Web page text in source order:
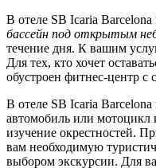
В отеле SB Icaria
бассейн под открытым
течение дня. К вашим
Для тех, кто хочет
обустроен фитнес-центр
В отеле SB Icaria Barcelona
автомобиль или мотоцикл
изучение окрестностей.
вам необходимую
выбором экскурсии. Для